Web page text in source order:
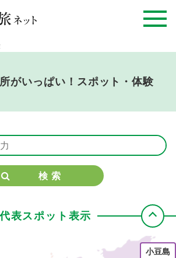
がいっぱい！スポット・体験
検索
表スポット表示
小豆島